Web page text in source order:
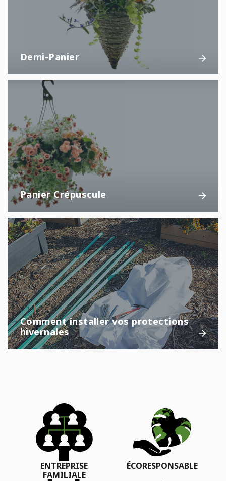
Demi-Panier
Panier Crépuscule
Comment installer vos protections
hivernales
ENTREPRISE
FAMILIALE
ÉCORESPONSABLE